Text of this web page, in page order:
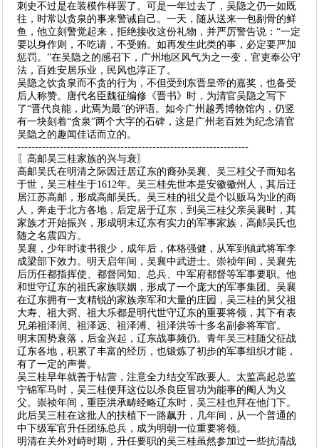
刺史不过是在装模作样罢了。可是一年过去了，吴隐之仍一如既
往，时常以贪泉的事来警诫自己。一天，随从送来一包剔骨的鲜
鱼，他立刻警觉起来，拒绝接收这份礼物，并严厉警告说：“一定
要以身作则，不吃请，不受贿。如再发生此类的事，必定要严加
惩罚。”在吴隐之的感召下，广州地区风气为之一变，官吏奉公守
法，百姓安居乐业，民风也淳正了。
吴隐之饮贪泉而不贪的行为，不但受到东晋皇帝的嘉奖，也备受
后人称赞。唐代名臣魏征编修《晋书》时，为清官吴隐之写下
了“晋代良能，此焉为最”的评语。如今广州越秀博物馆内，仍竖
有一块刻着“贪泉”两个大字的石碑，这是广州老百姓为纪念清官
吴隐之的趣闻佳话而立的。
-----------------------------------------------------------------
〖高邮吴三桂家族的兴与衰〗
高邮吴氏在明清之际因迁居辽东的裔孙吴襄、吴三桂父子而知名
于世，吴三桂生于1612年。吴三桂先世本是安徽徽州人，其后迁
居江苏高邮，形成高邮吴氏。吴三桂的祖父是个以贩马为业的商
人，奔走于北方各地，后定居于辽东，到吴三桂父亲吴襄时，其
家族才开始振兴，形成明末辽东有实力的军事家族，高邮吴氏也
随之名震四方。
吴襄，少年时读书很少，成年后，体格强健，从军到镇武将军李
成梁部下效力。明天启年间，吴襄中武进士。崇祯年间，吴襄先
后历任都指挥使、都督同知、总兵、中军府都督等军事要职。他
和世守辽东的祖氏家族联姻，形成了一个庞大的军事集团。吴襄
在辽东拥有一支精锐的家族亲军和大量的庄园，吴三桂的舅父祖
大寿、祖大弼、祖大乐都是明代世守辽东的重要将领，其下有表
兄弟祖泽润、祖泽远、祖泽溥、祖泽洪等十多名副参将军官。
明末国势衰落，后金兴起，辽东战事频仍。青年吴三桂随父征战
辽东各地，积累了丰富的经历，也锻炼了初步的军事组织才能，
有了一定的声誉。
吴三桂早年就善于钻营，注意全力结交军政要人。太监高起总监
宁锦军马时，吴三桂便拜这位以杀良臣冒功为能事的阉人为义
父。崇祯年间，重臣洪承畴经略辽东时，吴三桂也拜在他门下。
此后吴三桂在这批人的扶植下一路飙升，几年间，从一个普通的
中下级军官升任团练总兵，成为明朝一位重要将领。
明清在关外对峙时期，升任要职的吴三桂虽然参加过一些抗清战